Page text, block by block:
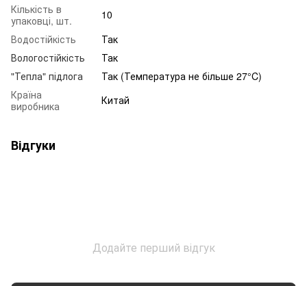
Кількість в
упаковці, шт.
10
Водостійкість
Так
Вологостійкість
Так
"Тепла" підлога
Так (Температура не більше 27°C)
Країна
виробника
Китай
Відгуки
Додайте перший відгук